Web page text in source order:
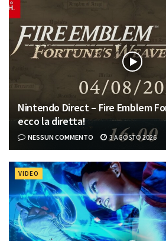
Nintendo Direct – Fire Emblem
ecco la diretta!
NESSUN COMMENTO 3 AGOSTO 2026
VIDEO